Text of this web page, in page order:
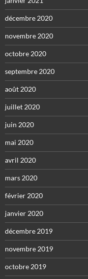
décembre 2020
novembre 2020
octobre 2020
septembre 2020
août 2020
juillet 2020
juin 2020
mai 2020
avril 2020
mars 2020
février 2020
janvier 2020
décembre 2019
novembre 2019
octobre 2019